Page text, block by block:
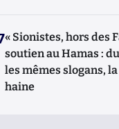
« Sionistes, hors des
soutien au Hamas :
les mêmes slogans,
haine